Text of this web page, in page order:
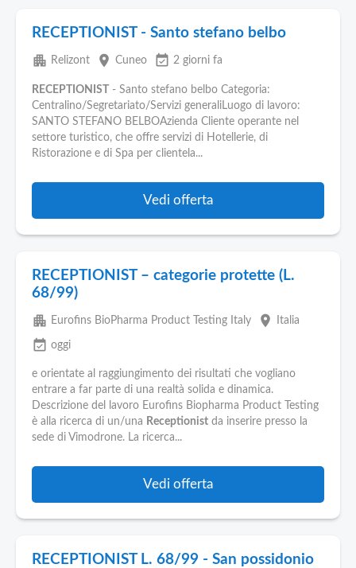
RECEPTIONIST - Santo stefano belbo
apartment Relizont place Cuneo event_available 2 giorni fa
RECEPTIONIST
- Santo stefano belbo Categoria:
Centralino/Segretariato/Servizi generaliLuogo di lavoro:
SANTO STEFANO BELBOAzienda Cliente operante nel
settore turistico, che offre servizi di Hotellerie, di
Ristorazione e di Spa per clientela...
Vedi offerta
RECEPTIONIST – categorie protette (L.
68/99)
apartment Eurofins BioPharma Product Testing Italy place Italia
event_available oggi
e orientate al raggiungimento dei risultati che vogliano
entrare a far parte di una realtà solida e dinamica.
Descrizione del lavoro Eurofins Biopharma Product Testing
è alla ricerca di un/una Receptionist da inserire presso la
sede di Vimodrone. La ricerca...
Vedi offerta
RECEPTIONIST L. 68/99 - San possidonio